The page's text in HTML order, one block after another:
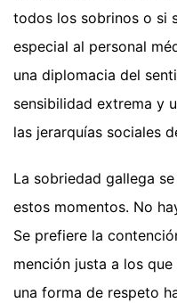
todos los sobrinos o si
especial al personal
una diplomacia del
sensibilidad extrema y
las jerarquías sociales
La sobriedad gallega
estos momentos. No
Se prefiere la
mención justa a los
una forma de respeto